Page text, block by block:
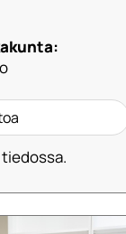
tiedossa.